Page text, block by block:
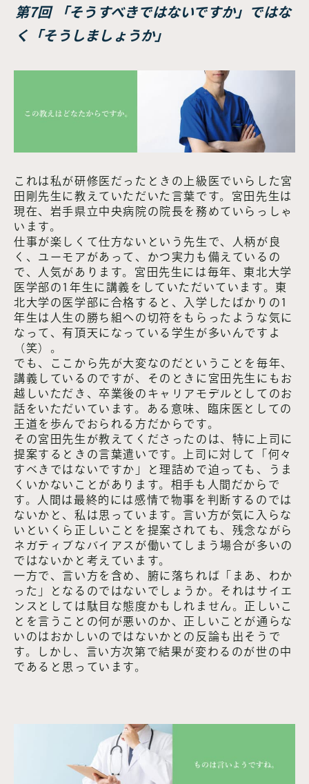
第7回 「そうすべきではないですか」ではな
く「そうしましょうか」
これは私が研修医だったときの上級医でいらした宮
田剛先生に教えていただいた言葉です。宮田先生は
現在、岩手県立中央病院の院長を務めていらっしゃ
います。
仕事が楽しくて仕方ないという先生で、人柄が良
く、ユーモアがあって、かつ実力も備えているの
で、人気があります。宮田先生には毎年、東北大学
医学部の1年生に講義をしていただいています。東
北大学の医学部に合格すると、入学したばかりの1
年生は人生の勝ち組への切符をもらったような気に
なって、有頂天になっている学生が多いんですよ
（笑）。
でも、ここから先が大変なのだということを毎年、
講義しているのですが、そのときに宮田先生にもお
越しいただき、卒業後のキャリアモデルとしてのお
話をいただいています。ある意味、臨床医としての
王道を歩んでおられる方だからです。
その宮田先生が教えてくださったのは、特に上司に
提案するときの言葉遣いです。上司に対して「何々
すべきではないですか」と理詰めで迫っても、うま
くいかないことがあります。相手も人間だからで
す。人間は最終的には感情で物事を判断するのでは
ないかと、私は思っています。言い方が気に入らな
いといくら正しいことを提案されても、残念ながら
ネガティブなバイアスが働いてしまう場合が多いの
ではないかと考えています。
一方で、言い方を含め、腑に落ちれば「まあ、わか
った」となるのではないでしょうか。それはサイエ
ンスとしては駄目な態度かもしれません。正しいこ
とを言うことの何が悪いのか、正しいことが通らな
いのはおかしいのではないかとの反論も出そうで
す。しかし、言い方次第で結果が変わるのが世の中
であると思っています。